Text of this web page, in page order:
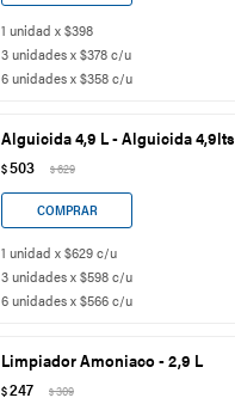
1 unidad x $398
3 unidades x $378 c/u
6 unidades x $358 c/u
Alguicida 4,9 L - Alguicida 4,9lts
$503 $629
1 unidad x $629 c/u
3 unidades x $598 c/u
6 unidades x $566 c/u
Limpiador Amoniaco - 2,9 L
$247 $309